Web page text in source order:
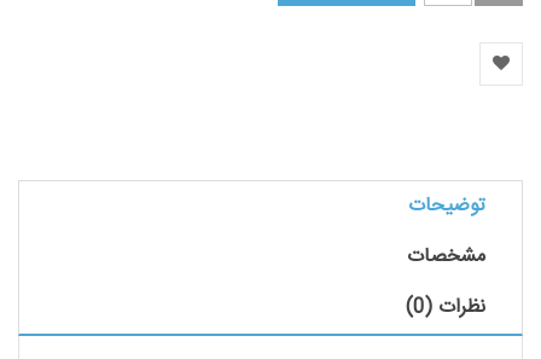
توضیحات
مشخصات
نظرات (0)